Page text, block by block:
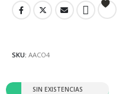
SIN EXISTENCIAS
SKU: AACO4